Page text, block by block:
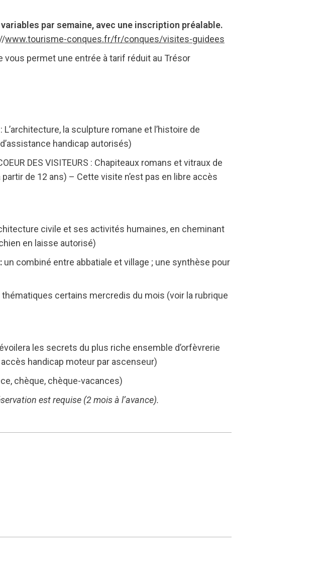
par semaine, avec une inscription préalable.
www.tourisme-conques.fr/fr/conques/visites-guidees
permet une entrée à tarif réduit au Trésor
: L’architecture, la sculpture romane et l’histoire de
handicap autorisés)
DES VISITEURS : Chapiteaux romans et vitraux de
de 12 ans) – Cette visite n’est pas en libre accès
civile et ses activités humaines, en cheminant
en laisse autorisé)
un combiné entre abbatiale et village ; une synthèse pour
certains mercredis du mois (voir la rubrique
les secrets du plus riche ensemble d’orfèvrerie
handicap moteur par ascenseur)
chèque, chèque-vacances)
est requise (2 mois à l’avance).